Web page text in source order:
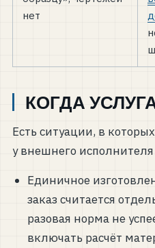
нет
КОГДА
Есть ситуации, в
у внешнего
Единичное
заказ считается
разовая норма не
включать расчёт